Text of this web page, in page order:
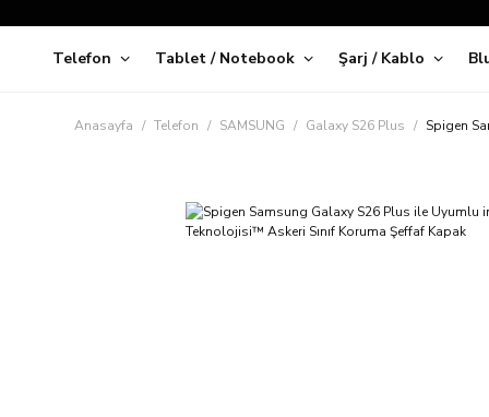
Telefon Tablet / Notebook Şarj / Kablo
Anasayfa Telefon SAMSUNG Galaxy S26 Plus Spigen